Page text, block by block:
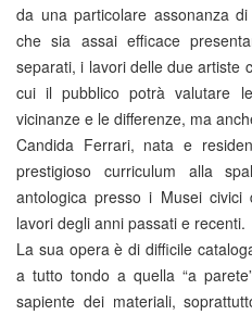
da una particolare assonanza
che sia assai efficace
separati, i lavori delle due artiste
cui il pubblico potrà valutare
vicinanze e le differenze, ma
Candida Ferrari, nata e
prestigioso curriculum alla
antologica presso i Musei civici
lavori degli anni passati e recenti.
La sua opera è di difficile
a tutto tondo a quella “a
sapiente dei materiali,